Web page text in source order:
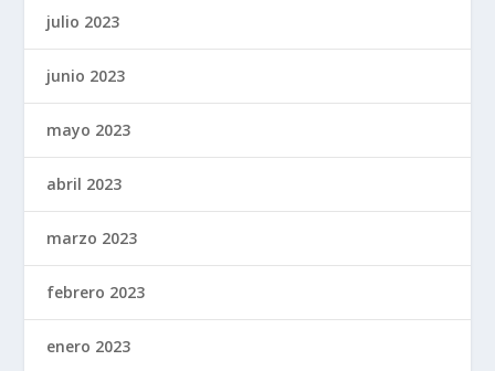
julio 2023
junio 2023
mayo 2023
abril 2023
marzo 2023
febrero 2023
enero 2023